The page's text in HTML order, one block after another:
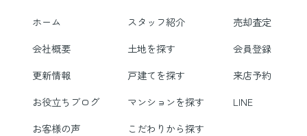
ホーム スタッフ紹介
売却査定
会社概要
土地を探す
会員登録
更新情報
戸建てを探す
来店予約
お役立ちブログ
マンションを探す
LINE
お客様の声
こだわりから探す